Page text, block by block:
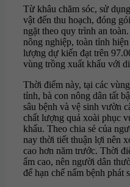
Từ khâu chăm sóc, sử
vật đến thu hoạch, đóng
ngặt theo quy trình an
nông nghiệp, toàn tỉnh
lượng dự kiến đạt trên
vùng trồng xuất khẩu với
Thời điểm này, tại các
tỉnh, bà con nông dân tất
sâu bệnh và vệ sinh vườn
chất lượng quả xoài phục
khẩu. Theo chia sẻ của
nay thời tiết thuận lợi nên
cao hơn năm trước. Thời
ẩm cao, nên người dân
để hạn chế nấm bệnh phát